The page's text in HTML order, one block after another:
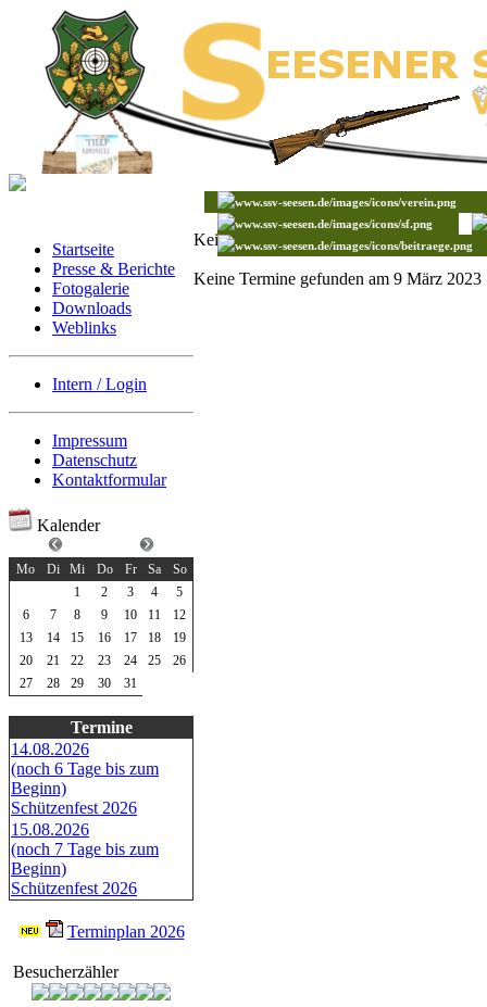
Startseite
Presse & Berichte
Fotogalerie
Downloads
Weblinks
Intern / Login
Impressum
Datenschutz
Kontaktformular
Kalender
Mo
Di Mi Do Fr Sa
So
1
2 3 4
5
6
7 8 9 10 11
12
13
14 15 16 17 18
19
20
21 22 23 24 25
26
27
28 29 30 31
Termine
14.08.2026
(noch 6 Tage bis zum
Beginn)
Schützenfest 2026
15.08.2026
(noch 7 Tage bis zum
Beginn)
Schützenfest 2026
Terminplan 2026
Besucherzähler
Keine Termine gefunden
Keine Termine gefunden am 9 März 2023